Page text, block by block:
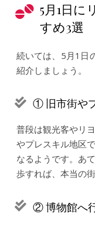
5月1日
すめ3選
続いては、5月1日
紹介しましょう。
① 旧市街や
普段は観光客やリ
やプレスキル地区
なるようです。あ
歩すれば、本当の
② 博物館へ